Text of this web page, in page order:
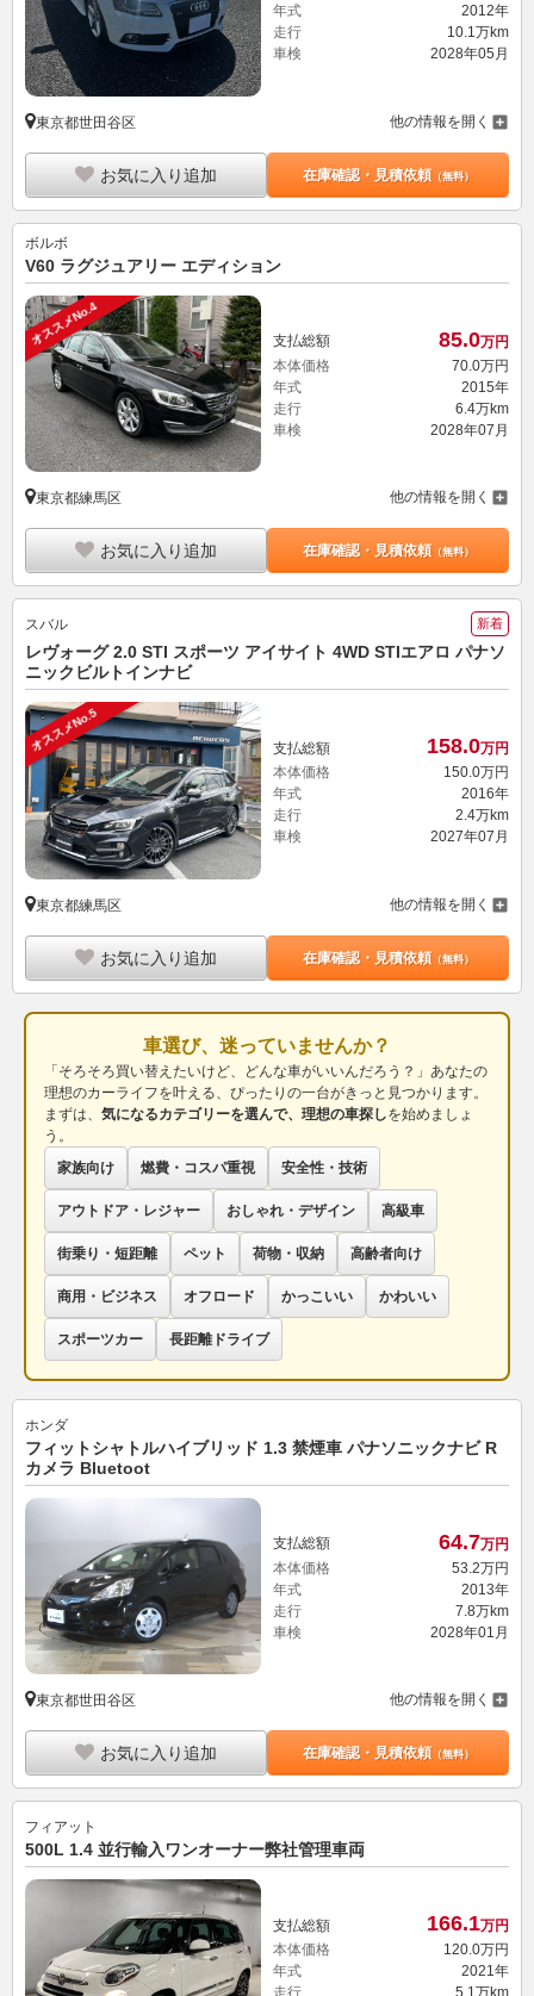
年式
2012年
走行
10.1万km
車検
2028年05月
東京都世田谷区 他の情報を開く
お気に入り追加 在庫確認・見積依頼（無料）
ボルボ
V60 ラグジュアリー エディション
オススメNo.4 支払総額 85.0万円
本体価格
70. 0万円
年式
2015年
走行
6.4万km
車検
2028年07月
東京都練馬区 他の情報を開く
お気に入り追加 在庫確認・見積依頼（無料）
スバル 新着
レヴォーグ 2.0 STI スポーツ アイサイト 4WD STIエアロ パナソ
ニックビルトインナビ
オススメNo.5 支払総額 158.0万円
本体価格
150.0万円
年式
2016年
走行
2.4万km
車検
2027年07月
東京都練馬区 他の情報を開く
お気に入り追加 在庫確認・見積依頼（無料）
車選び、迷っていませんか？
「そろそろ買い替えたいけど、どんな車がいいんだろう？」あなたの
理想のカーライフを叶える、ぴったりの一台がきっと見つかります。
まずは、 気になるカテゴリーを選んで、理想の車探しを始めましょ
う。
家族向け
燃費・コスパ重視 安全性・技術
アウトドア・レジャー おしゃれ・デザイン 高級車
街乗り・短距離 ペット 荷物・収納 高齢者向け
商用・ビジネス オフロード かっこいい かわいい
スポーツカー 長距離ドライブ
ホンダ
フィットシャトルハイブリッド 1.3 禁煙車 パナソニックナビ R
カメラ Bluetoot
支払総額 64.7万円
本体価格
53. 2万円
年式
2013年
走行
7.8万km
車検
2028年01月
東京都世田谷区 他の情報を開く
お気に入り追加 在庫確認・見積依頼（無料）
フィアット
500L 1.4 並行輸入ワンオーナー弊社管理車両
支払総額 166.1万円
本体価格
120.0万円
年式
2021年